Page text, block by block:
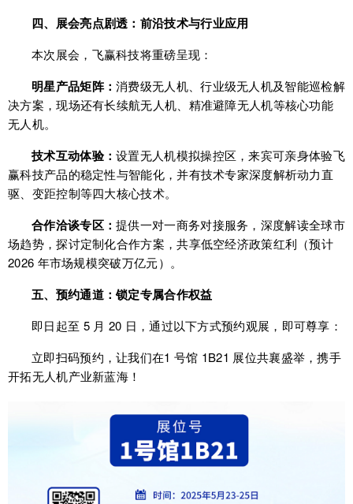
四、展会亮点剧透：前沿技术与行业应用
本次展会，飞赢科技将重磅呈现：
明星产品矩阵：消费级无人机、行业级无人机及智能巡检解
决方案，现场还有长续航无人机、精准避障无人机等核心功能
无人机。
技术互动体验：设置无人机模拟操控区，来宾可亲身体验飞
赢科技产品的稳定性与智能化，并有技术专家深度解析动力直
驱、变距控制等四大核心技术。
合作洽谈专区：提供一对一商务对接服务，深度解读全球市
场趋势，探讨定制化合作方案，共享低空经济政策红利（预计
2026 年市场规模突破万亿元）。
五、预约通道：锁定专属合作权益
即日起至 5 月 20 日，通过以下方式预约观展，即可尊享：
立即扫码预约，让我们在1 号馆 1B21 展位共襄盛举，携手
开拓无人机产业新蓝海！